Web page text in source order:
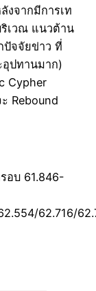
งจากมีการเท
เวณ แนวต้าน
ปัจจัยข่าว ที่
อุปทานมาก)
Cypher
Rebound
อบ 61.846-
62.716/